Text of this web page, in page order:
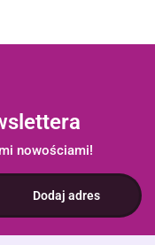
nowościami!